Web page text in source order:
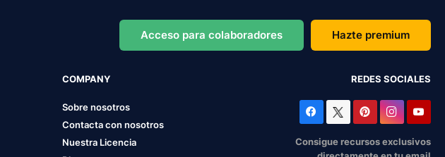
Acceso para colaboradores Hazte premium
COMPANY
Sobre nosotros
Contacta con nosotros
Nuestra Licencia
REDES SOCIALES
Consigue recursos exclusivos